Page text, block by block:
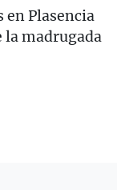
en Plasencia
la madrugada